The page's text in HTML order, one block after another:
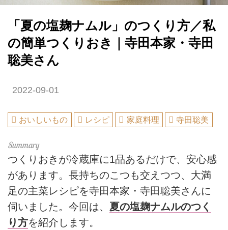
「夏の塩麹ナムル」のつくり方／私
の簡単つくりおき｜寺田本家・寺田
聡美さん
2022-09-01
おいしいもの レシピ 家庭料理 寺田聡美
つくりおきが冷蔵庫に1品あるだけで、安心感
があります。長持ちのこつも交えつつ、大満
足の主菜レシピを寺田本家・寺田聡美さんに
伺いました。今回は、 夏の塩麹ナムルのつく
り方を紹介します。